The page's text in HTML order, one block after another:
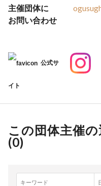
主催団体に
お問い合わせ
公式サ
イト
この団体主催
(0)
キーワード